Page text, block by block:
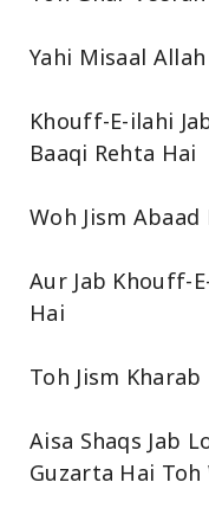
Yahi Misaal
Khouff-E-ilahi
Baaqi Rehta Hai
Woh Jism
Aur Jab Khouff-
Hai
Toh Jism
Aisa Shaqs Jab
Guzarta Hai